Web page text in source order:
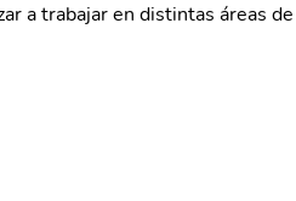
a trabajar en distintas áreas